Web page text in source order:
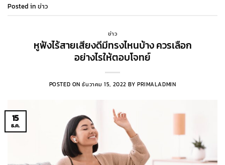
Posted in ข่าว
ข่าว
หูฟังไร้สายเสียงดีมีทรงไหนบ้าง ควรเลือก
อย่างไรให้ตอบโจทย์
POSTED ONธันวาคม 15, 2022 BYPRIMALADMIN
15
ธ.ค.